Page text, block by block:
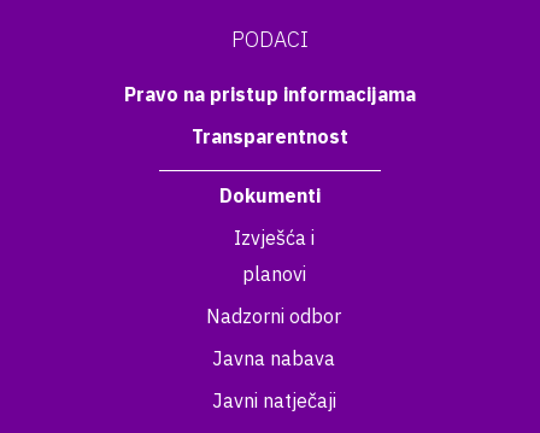
PODACI
Pravo na pristup informacijama
Transparentnost
Dokumenti
Izvješća i
planovi
Nadzorni odbor
Javna nabava
Javni natječaji